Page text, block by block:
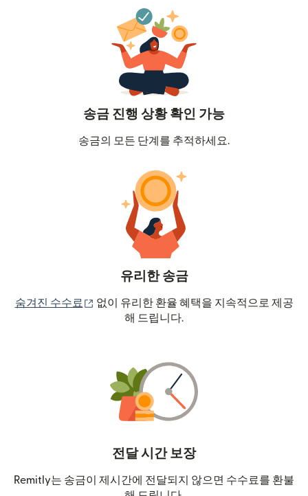
송금 진행 상황 확인 가능
송금의 모든 단계를 추적하세요.
유리한 송금
숨겨진 수수료 (새 창에서 열림)
없이 유리한 환율 혜택을 지속적으로 제공
해 드립니다.
전달 시간 보장
Remitly는 송금이 제시간에 전달되지 않으면 수수료를 환불